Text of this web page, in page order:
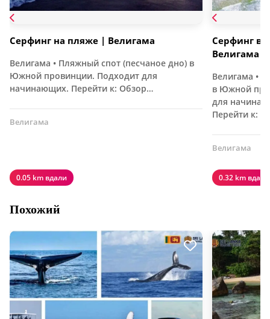
Серфинг на пляже | Велигама
Велигама • Пляжный спот (песчаное дно) в
Южной провинции. Подходит для
начинающих. Перейти к: Обзор…
Велигама
0.05 km вдали
Серфинг в
Велигама
Велигама •
в Южной
для
Перейти к:
Велигама
0.32 km вдали
Похожий